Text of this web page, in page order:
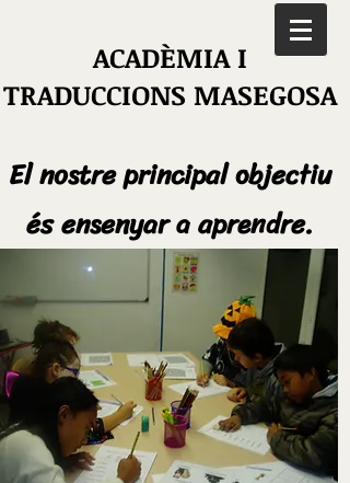
ACADÈMIA I
TRADUCCIONS MASEGOSA
El nostre principal objectiu
és ensenyar a aprendre.